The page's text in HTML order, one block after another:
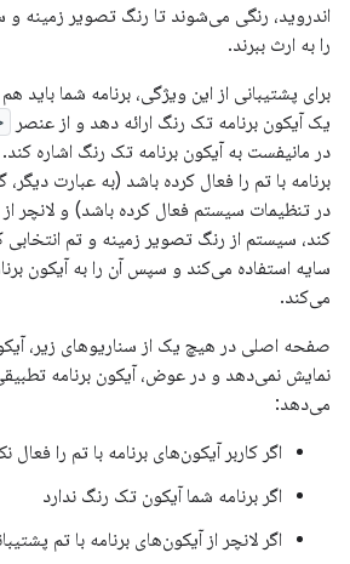
اندروید، رنگی می‌شوند تا رنگ تصویر زمینه و
را به ارث ببرند.
برای پشتیبانی از این ویژگی، برنامه شما باید
یک آیکون برنامه تک رنگ ارائه دهد و از عنصر
در مانیفست به آیکون برنامه تک رنگ اشاره کند.
برنامه با تم را فعال کرده باشد (به عبارت دیگر،
در تنظیمات سیستم فعال کرده باشد) و لانچر
کند، سیستم از رنگ تصویر زمینه و تم انتخابی
سایه استفاده می‌کند و سپس آن را به آیکون
می‌کند.
صفحه اصلی در هیچ یک از سناریوهای زیر،
نمایش نمی‌دهد و در عوض، آیکون برنامه تطبیقی
می‌دهد:
اگر کاربر آیکون‌های برنامه با تم را فعال
اگر برنامه شما آیکون تک رنگ ندارد
اگر لانچر از آیکون‌های برنامه با تم